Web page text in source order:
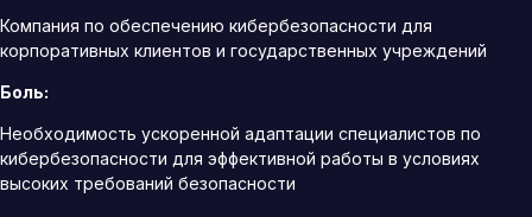
Компания по обеспечению кибербезопасности для
корпоративных клиентов и государственных учреждений
Боль:
Необходимость ускоренной адаптации специалистов по
кибербезопасности для эффективной работы в условиях
высоких требований безопасности